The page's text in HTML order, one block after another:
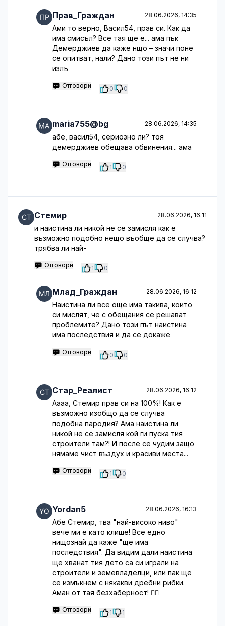
Прав_Граждан 28.06.2026, 14:35
Ами то верно, Васил54, прав си. Как да
има смисъл? Все тая ще е... ама пък
Демерджиев да каже нщо – значи поне
се опитват, нали? Дано този път не ни
излъ
Отговори 0 0
maria755@bg 28.06.2026, 14:35
абе, васил54, сериозно ли? тоя
демерджиев обещава обвинения... ама
Отговори 1 0
Стемир 28.06.2026, 16:11
и наистина ли никой не се замисля как е
възможно подобно нещо въобще да се случва?
трябва ли най-
Отговори 1 0
Млад_Граждан 28.06.2026, 16:12
Наистина ли все още има такива, които
си мислят, че с обещания се решават
проблемите? Дано този път наистина
има последствия и да се докаже
Отговори 0 0
Стар_Реалист 28.06.2026, 16:12
Аааа, Стемир прав си на 100%! Как е
възможно изобщо да се случва
подобна пародия? Ама наистина ли
никой не се замисля кой ги пуска тия
строители там?! И после се чудим защо
нямаме чист въздух и красиви места...
Отговори 1 0
Yordan5 28.06.2026, 16:13
Абе Стемир, тва "най-високо ниво"
вече ми е като клише! Все едно
нищознай да каже "ще има
последствия". Да видим дали наистина
ще хванат тия дето са си играли на
строители и земевладелци, или пак ще
се измъкнем с някакви дребни рибки.
Аман от тая безхаберност! 🤷‍♂️
Отговори 1 1